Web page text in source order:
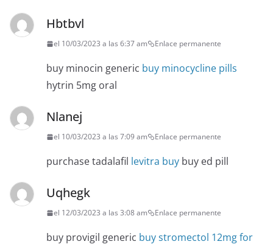
Hbtbvl
el 10/03/2023 a las 6:37 am Enlace permanente
buy minocin generic buy minocycline pills
hytrin 5mg oral
Nlanej
el 10/03/2023 a las 7:09 am Enlace permanente
purchase tadalafil levitra buy buy ed pill
Uqhegk
el 12/03/2023 a las 3:08 am Enlace permanente
buy provigil generic buy stromectol 12mg for